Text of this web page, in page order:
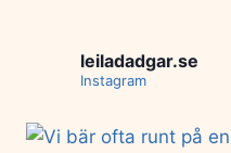
leiladadgar.se
Instagram